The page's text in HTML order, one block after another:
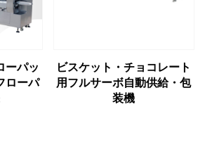
ーパッ
ローパ
ビスケット・チョコレート
用フルサーボ自動供給・包
装機